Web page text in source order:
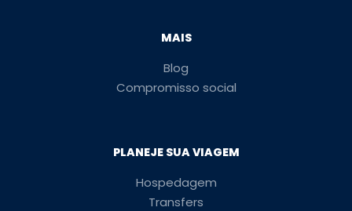
MAIS
Blog
Compromisso social
PLANEJE SUA VIAGEM
Hospedagem
Transfers